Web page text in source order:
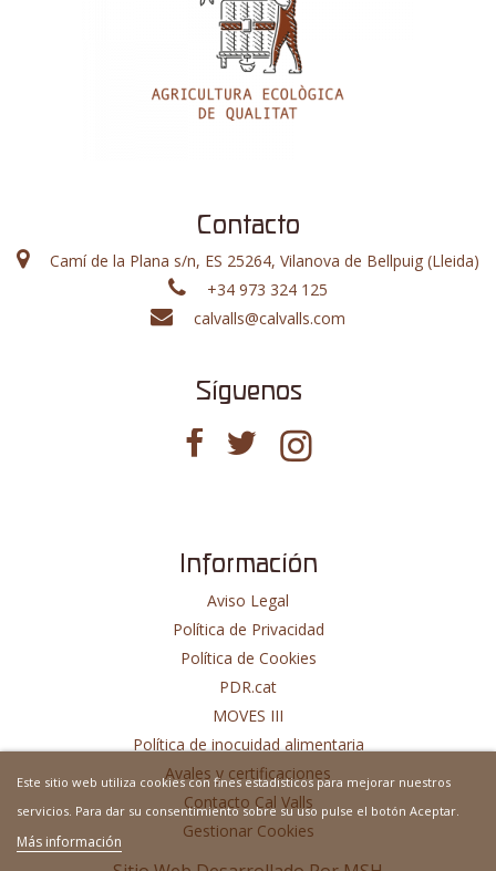
Contacto
Camí de la Plana s/n, ES 25264, Vilanova de Bellpuig (Lleida)
+34 973 324 125
calvalls@calvalls.com
Síguenos
Información
Aviso Legal
Política de Privacidad
Política de Cookies
PDR.cat
MOVES III
Política de inocuidad alimentaria
Avales y certificaciones
Contacto Cal Valls
Gestionar Cookies
Este sitio web utiliza cookies con fines estadisticos para mejorar nuestros
servicios. Para dar su consentimiento sobre su uso pulse el botón Aceptar.
Más información